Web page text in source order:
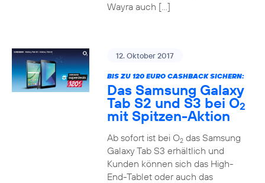
Wayra auch […]
12. Oktober 2017
BIS ZU 120 EURO CASHBACK SICHERN:
Das Samsung Galaxy
Tab S2 und S3 bei O2
mit Spitzen-Aktion
Ab sofort ist bei O2das Samsung
Galaxy Tab S3 erhältlich und
Kunden können sich das High-
End-Tablet oder auch das